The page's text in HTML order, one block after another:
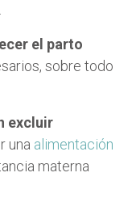
el parto
sobre todo
excluir
una alimentación
materna